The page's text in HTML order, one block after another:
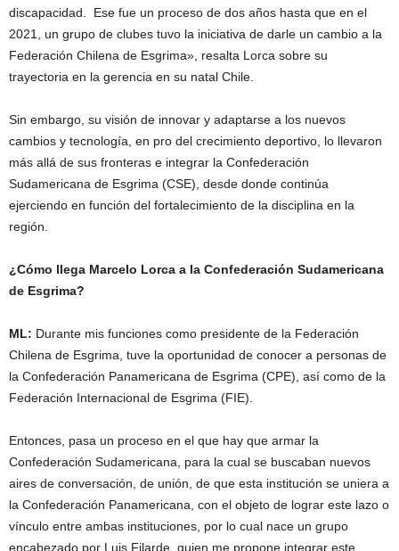
discapacidad. Ese fue un proceso de dos años hasta que en el
2021, un grupo de clubes tuvo la iniciativa de darle un cambio a la
Federación Chilena de Esgrima», resalta Lorca sobre su
trayectoria en la gerencia en su natal Chile.
Sin embargo, su visión de innovar y adaptarse a los nuevos
cambios y tecnología, en pro del crecimiento deportivo, lo llevaron
más allá de sus fronteras e integrar la Confederación
Sudamericana de Esgrima (CSE), desde donde continúa
ejerciendo en función del fortalecimiento de la disciplina en la
región.
¿Cómo llega Marcelo Lorca a la Confederación Sudamericana
de Esgrima?
ML: Durante mis funciones como presidente de la Federación
Chilena de Esgrima, tuve la oportunidad de conocer a personas de
la Confederación Panamericana de Esgrima (CPE), así como de la
Federación Internacional de Esgrima (FIE).
Entonces, pasa un proceso en el que hay que armar la
Confederación Sudamericana, para la cual se buscaban nuevos
aires de conversación, de unión, de que esta institución se uniera a
la Confederación Panamericana, con el objeto de lograr este lazo o
vínculo entre ambas instituciones, por lo cual nace un grupo
encabezado por Luis Filarde, quien me propone integrar este